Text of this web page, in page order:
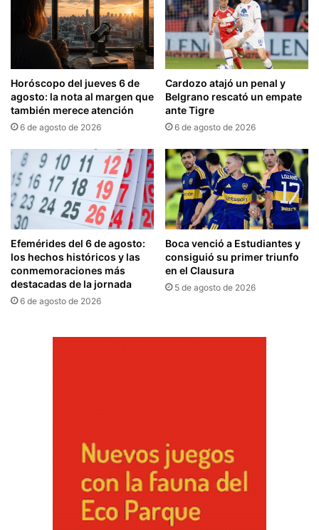
Horóscopo del jueves 6 de
agosto: la nota al margen que
también merece atención
6 de agosto de 2026
Cardozo atajó un penal y
Belgrano rescató un empate
ante Tigre
6 de agosto de 2026
Efemérides del 6 de agosto:
los hechos históricos y las
conmemoraciones más
destacadas de la jornada
6 de agosto de 2026
Boca venció a Estudiantes y
consiguió su primer triunfo
en el Clausura
5 de agosto de 2026